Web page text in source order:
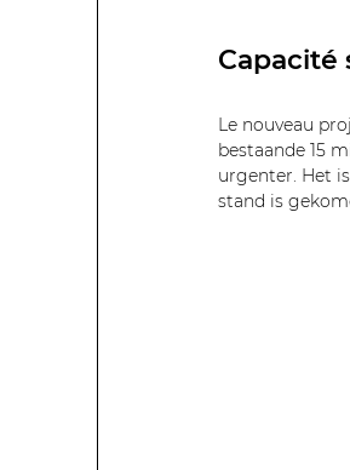
Capacité
Le nouveau
bestaande 15
urgenter. Het
stand is